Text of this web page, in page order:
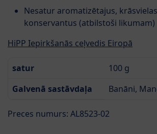
Nesatur aromatizētajus,
konservantus (atbilstoši likumam)
HiPP Iepirkšanās ceļvedis Eiropā
satur
100 g
Galvenā sastāvdaļa
Banāni,
Preces numurs: AL8523-02